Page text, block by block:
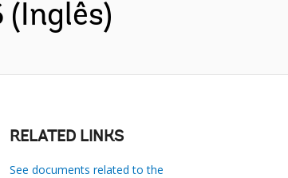
(Inglês)
RELATED LINKS
See documents related to the